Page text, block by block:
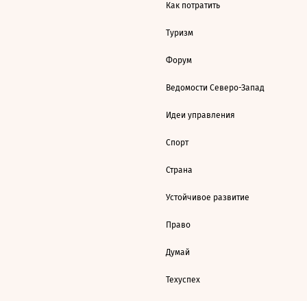
Как потратить
Туризм
Форум
Ведомости Северо-Запад
Идеи управления
Спорт
Страна
Устойчивое развитие
Право
Думай
Техуспех